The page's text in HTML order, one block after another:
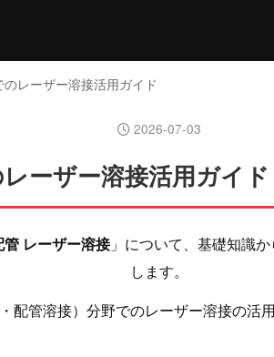
レーザー溶接活用ガイド
2026-07-03
ーザー溶接活用ガイド
レーザー溶接」について、基礎知識
します。
配管溶接）分野でのレーザー溶接の活